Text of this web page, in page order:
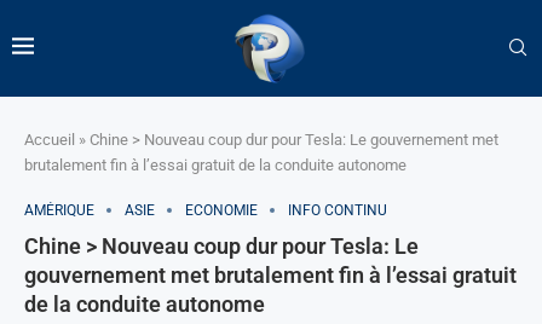
Accueil » Chine > Nouveau coup dur pour Tesla: Le gouvernement met
brutalement fin à l’essai gratuit de la conduite autonome
AMÉRIQUE ASIE ECONOMIE INFO CONTINU
Chine > Nouveau coup dur pour Tesla: Le
gouvernement met brutalement fin à l’essai gratuit
de la conduite autonome